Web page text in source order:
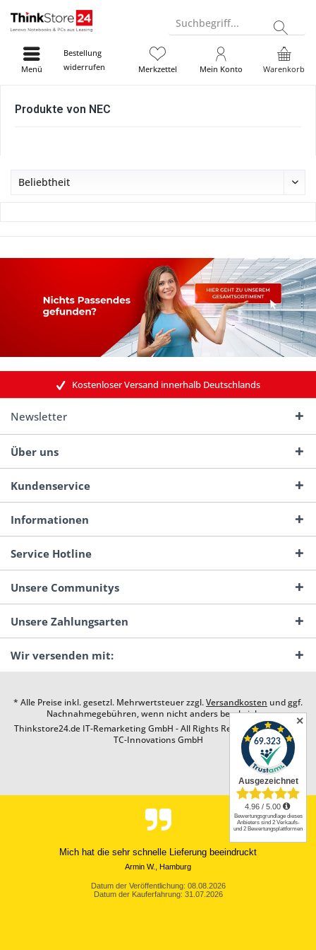
Suchbegriff...
Bestellung
widerrufen
Warenkorb
Merkzettel Mein Konto
Menü
Produkte von NEC
Kostenloser Versand innerhalb Deutschlands
Newsletter
Über uns
Kundenservice
Informationen
Service Hotline
Unsere Communitys
Unsere Zahlungsarten
Wir versenden mit:
* Alle Preise inkl. gesetzl. Mehrwertsteuer zzgl.Versandkosten und ggf.
Nachnahmegebühren, wenn nicht anders beschrieben
Thinkstore24.de IT-Remarketing GmbH - All Rights Reserved. Design by
TC-Innovations GmbH
Mich hat die sehr schnelle Lieferung beeindruckt
Armin W., Hamburg
Datum der Veröffentlichung: 08.08.2026
Datum der Kauferfahrung: 31.07.2026
✕